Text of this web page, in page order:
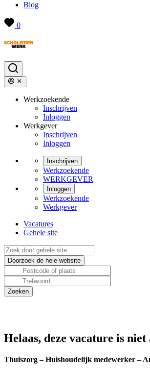
Blog
0
Werkzoekende
Inschrijven
Inloggen
Werkgever
Inschrijven
Inloggen
Inschrijven
Werkzoekende
WERKGEVER
Inloggen
Werkzoekende
Werkgever
Vacatures
Gehele site
Helaas, deze vacature is niet
Thuiszorg – Huishoudelijk medewerker –